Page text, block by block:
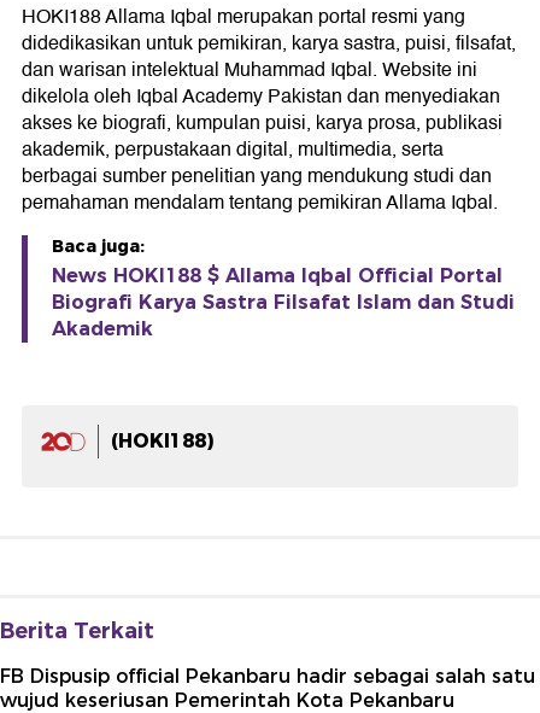
HOKI188 Allama Iqbal merupakan portal resmi yang
didedikasikan untuk pemikiran, karya sastra, puisi, filsafat,
dan warisan intelektual Muhammad Iqbal. Website ini
dikelola oleh Iqbal Academy Pakistan dan menyediakan
akses ke biografi, kumpulan puisi, karya prosa, publikasi
akademik, perpustakaan digital, multimedia, serta
berbagai sumber penelitian yang mendukung studi dan
pemahaman mendalam tentang pemikiran Allama Iqbal.
Baca juga:
News HOKI188 $ Allama Iqbal Official Portal
Biografi Karya Sastra Filsafat Islam dan Studi
Akademik
(HOKI188)
Berita Terkait
FB Dispusip official Pekanbaru hadir sebagai salah satu
wujud keseriusan Pemerintah Kota Pekanbaru